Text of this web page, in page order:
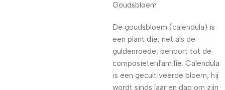
Goudsbloem
De goudsbloem (calendula) is
een plant die, net als de
guldenroede, behoort tot de
composietenfamilie. Calendula
is een gecultiveerde bloem; hij
wordt sinds jaar en dag om zijn